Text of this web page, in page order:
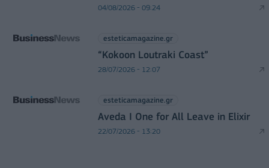
04/08/2026 - 09:24
esteticamagazine.gr
“Kokoon Loutraki Coast”
28/07/2026 - 12:07
esteticamagazine.gr
Aveda I One for All Leave in Elixir
22/07/2026 - 13:20